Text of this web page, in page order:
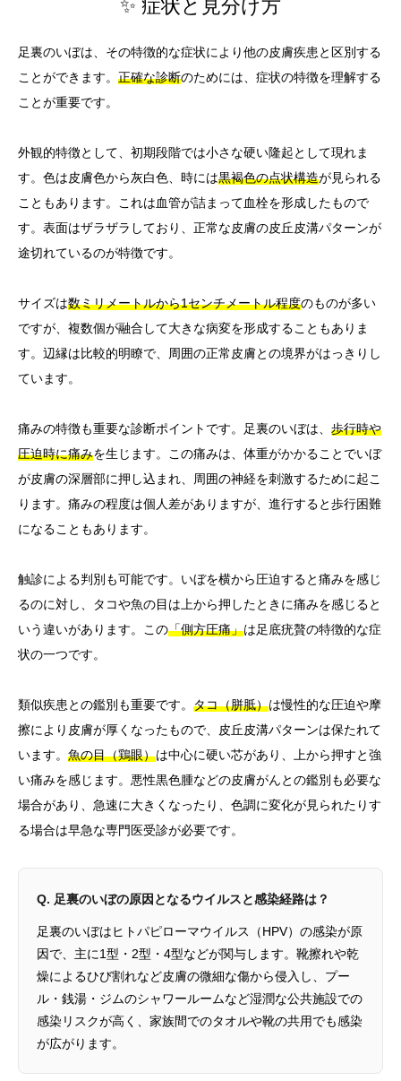
✨ 症状と見分け方
足裏のいぼは、その特徴的な症状により他の皮膚疾患と区別する
ことができます。 正確な診断のためには、症状の特徴を理解する
ことが重要です。
外観的特徴として、初期段階では小さな硬い隆起として現れま
す。色は皮膚色から灰白色、時には黒褐色の点状構造が見られる
こともあります。これは血管が詰まって血栓を形成したもので
す。表面はザラザラしており、正常な皮膚の皮丘皮溝パターンが
途切れているのが特徴です。
サイズは数ミリメートルから1センチメートル程度のものが多い
ですが、複数個が融合して大きな病変を形成することもありま
す。辺縁は比較的明瞭で、周囲の正常皮膚との境界がはっきりし
ています。
痛みの特徴も重要な診断ポイントです。足裏のいぼは、 歩行時や
圧迫時に痛みを生じます。この痛みは、体重がかかることでいぼ
が皮膚の深層部に押し込まれ、周囲の神経を刺激するために起こ
ります。痛みの程度は個人差がありますが、進行すると歩行困難
になることもあります。
触診による判別も可能です。いぼを横から圧迫すると痛みを感じ
るのに対し、タコや魚の目は上から押したときに痛みを感じると
いう違いがあります。この「側方圧痛」は足底疣贅の特徴的な症
状の一つです。
類似疾患との鑑別も重要です。 タコ（胼胝）は慢性的な圧迫や摩
擦により皮膚が厚くなったもので、皮丘皮溝パターンは保たれて
います。 魚の目（鶏眼）は中心に硬い芯があり、上から押すと強
い痛みを感じます。悪性黒色腫などの皮膚がんとの鑑別も必要な
場合があり、急速に大きくなったり、色調に変化が見られたりす
る場合は早急な専門医受診が必要です。
Q. 足裏のいぼの原因となるウイルスと感染経路は？
足裏のいぼはヒトパピローマウイルス（HPV）の感染が原
因で、主に1型・2型・4型などが関与します。靴擦れや乾
燥によるひび割れなど皮膚の微細な傷から侵入し、プー
ル・銭湯・ジムのシャワールームなど湿潤な公共施設での
感染リスクが高く、家族間でのタオルや靴の共用でも感染
が広がります。